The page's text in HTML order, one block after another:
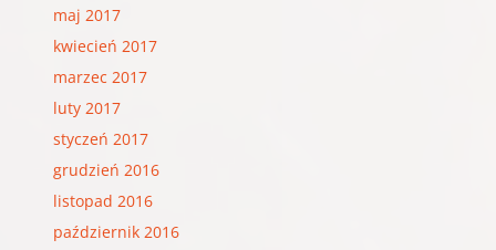
maj 2017
kwiecień 2017
marzec 2017
luty 2017
styczeń 2017
grudzień 2016
listopad 2016
październik 2016